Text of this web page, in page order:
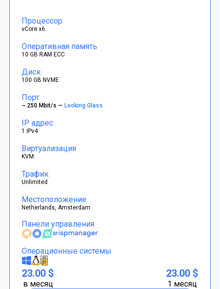
Процессор
vCore x6
Оперативная память
10 GB RAM ECC
Диск
100 GB NVME
Порт
~ 250 Mbit/s —Looking Glass
IP адрес
1 IPv4
Виртуализация
KVM
Трафик
Unlimited
Местоположение
Netherlands, Amsterdam
Панели управления
Операционные системы
23.00 $
в месяц
23.00 $
1 месяц